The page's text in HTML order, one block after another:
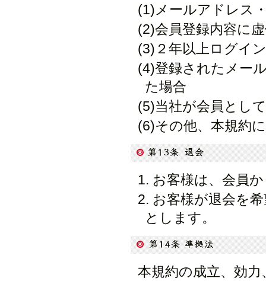
(1)メールアドレス
(2)会員登録内容に
(3)２年以上ログイ
(4)登録されたメー
た場合
(5)当社が会員とし
(6)その他、本規約
お客様は、会員
お客様が退会を
とします。
本規約の成立、効